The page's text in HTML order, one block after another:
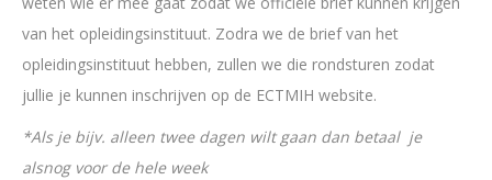
van het opleidingsinstituut. Zodra we de brief van het
opleidingsinstituut hebben, zullen we die rondsturen zodat
jullie je kunnen inschrijven op de ECTMIH website.
*Als je bijv. alleen twee dagen wilt gaan dan betaal je
alsnog voor de hele week